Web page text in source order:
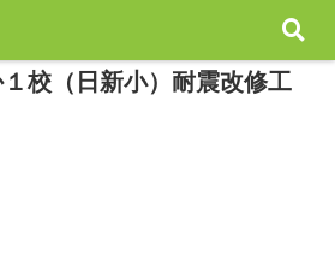
校（日新小）耐震改修工